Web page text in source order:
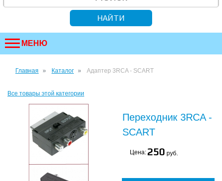
МЕНЮ
Главная Каталог Адаптер 3RCA - SCART
Все товары этой категории
Переходник 3RCA -
SCART
Цена: 250 руб.